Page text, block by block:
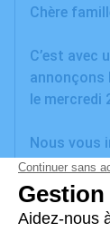
Chère
C’est avec
annonçons
le mercredi
Nous vous
laisser vos
souvenirs,
travers des
un lieu